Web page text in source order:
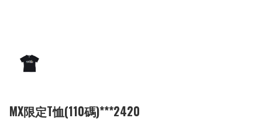
MX限定T恤(110碼)***2420